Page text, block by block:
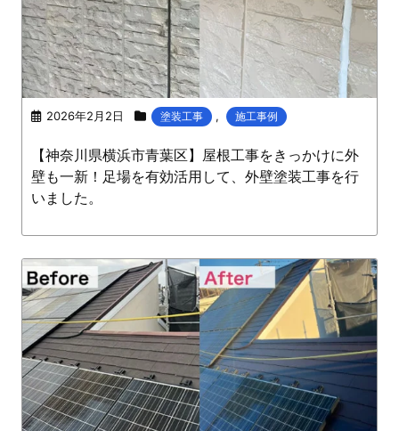
2026年2月2日 塗装工事 , 施工事例
【神奈川県横浜市青葉区】屋根工事をきっかけに外
壁も一新！足場を有効活用して、外壁塗装工事を行
いました。